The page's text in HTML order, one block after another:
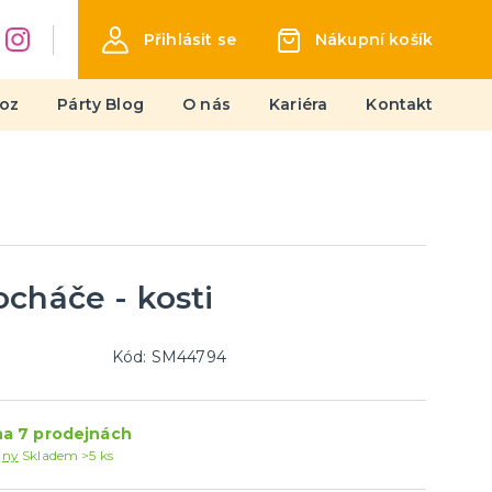
Přihlásit se Nákupní košík
Párty Blog O nás Kariéra Kontakt
Barvy UV
Sety líčidel
Barvy na obličej
Tetování, rtěnky a umělé řasy
Kamínky a třpytky
další kategorie
- kosti
Kód: SM44794
7 prodejnách
Skladem >5 ks